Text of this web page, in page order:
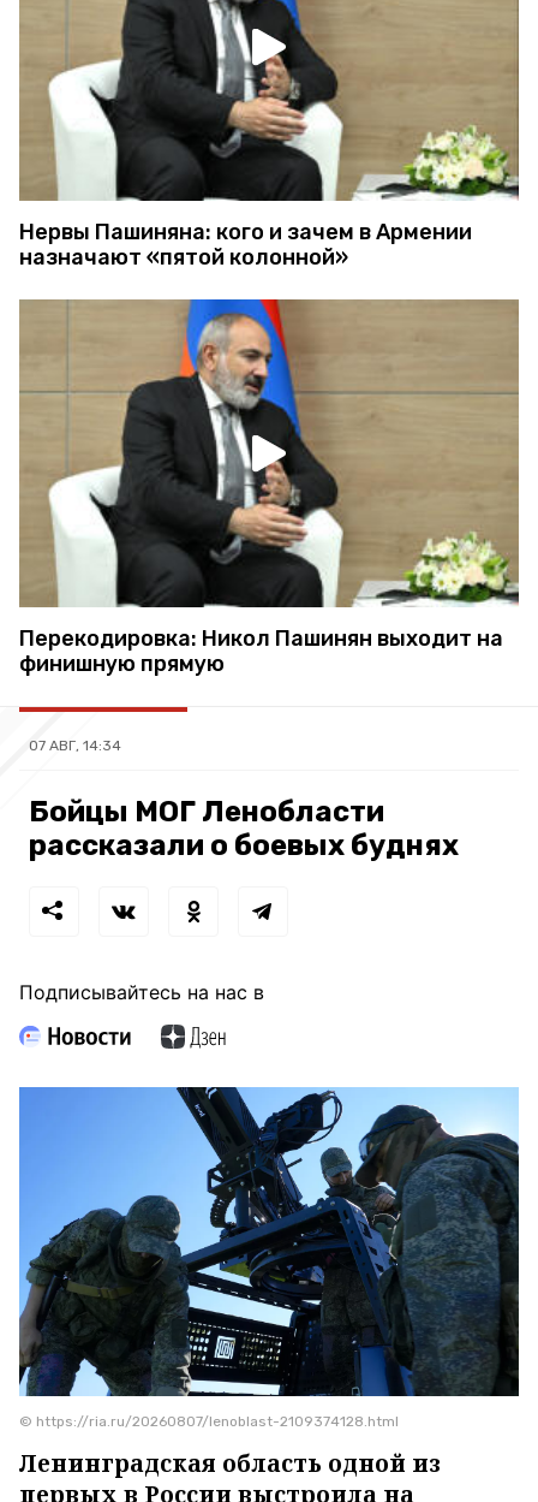
Нервы Пашиняна: кого и зачем в Армении
назначают «пятой колонной»
Перекодировка: Никол Пашинян выходит на
финишную прямую
07 АВГ, 14:34
Бойцы МОГ Ленобласти
рассказали о боевых буднях
Подписывайтесь на нас в
© https://ria.ru/20260807/lenoblast-2109374128.html
Ленинградская область одной из
первых в России выстроила на